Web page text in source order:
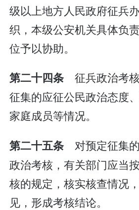
级以上地方人民政府征兵
织，本级公安机关具体负
位予以协助。
第二十四条 征兵政治考
征集的应征公民政治态度
家庭成员等情况。
第二十五条 对预定征集
政治考核，有关部门应当
核的规定，核实核查情况
见，形成考核结论。